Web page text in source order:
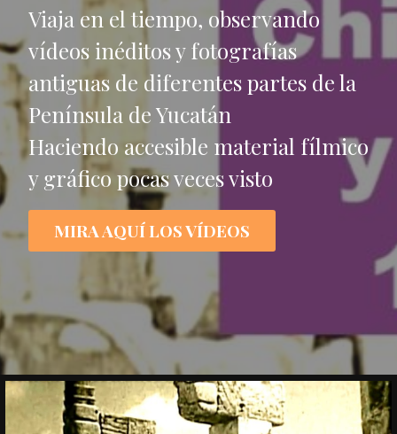
Viaja en el tiempo, observando
vídeos inéditos y fotografías
antiguas de diferentes partes de la
Península de Yucatán
Haciendo accesible material fílmico
y gráfico pocas veces visto
MIRA AQUÍ LOS VÍDEOS